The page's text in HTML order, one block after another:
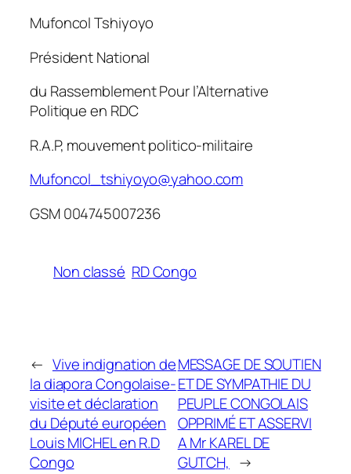
Mufoncol Tshiyoyo
Président National
du Rassemblement Pour l’Alternative
Politique en RDC
R.A.P, mouvement politico-militaire
Mufoncol_tshiyoyo@yahoo.com
GSM 004745007236
Non classé RD Congo
← Vive indignation de
la diapora Congolaise-
visite et déclaration
du Député européen
Louis MICHEL en R.D
Congo
MESSAGE DE SOUTIEN
ET DE SYMPATHIE DU
PEUPLE CONGOLAIS
OPPRIMÉ ET ASSERVI
A Mr KAREL DE
GUTCH, →